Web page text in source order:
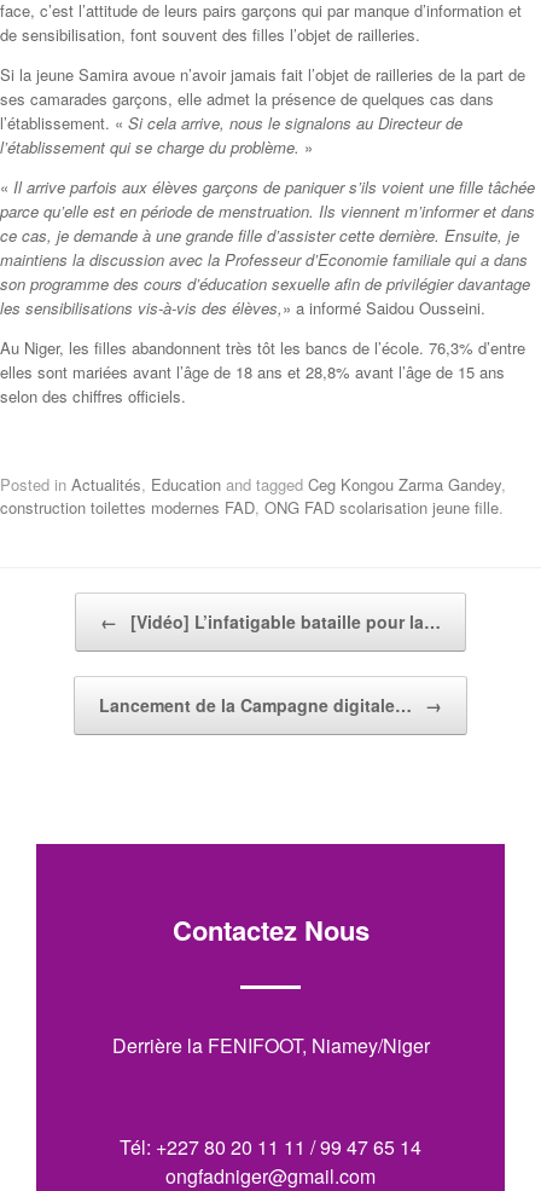
face, c’est l’attitude de leurs pairs garçons qui par manque d’information et
de sensibilisation, font souvent des filles l’objet de railleries.
Si la jeune Samira avoue n’avoir jamais fait l’objet de railleries de la part de
ses camarades garçons, elle admet la présence de quelques cas dans
l’établissement. « Si cela arrive, nous le signalons au Directeur de
l’établissement qui se charge du problème. »
« Il arrive parfois aux élèves garçons de paniquer s’ils voient une fille tâchée
parce qu’elle est en période de menstruation. Ils viennent m’informer et dans
ce cas, je demande à une grande fille d’assister cette dernière. Ensuite, je
maintiens la discussion avec la Professeur d’Economie familiale qui a dans
son programme des cours d’éducation sexuelle afin de privilégier davantage
les sensibilisations vis-à-vis des élèves,» a informé Saidou Ousseini.
Au Niger, les filles abandonnent très tôt les bancs de l’école. 76,3% d’entre
elles sont mariées avant l’âge de 18 ans et 28,8% avant l’âge de 15 ans
selon des chiffres officiels.
Posted in Actualités, Education and tagged Ceg Kongou Zarma Gandey,
construction toilettes modernes FAD, ONG FAD scolarisation jeune fille.
← [Vidéo] L’infatigable bataille pour la…
Lancement de la Campagne digitale… →
Contactez Nous
Derrière la FENIFOOT, Niamey/Niger
Tél: +227 80 20 11 11 / 99 47 65 14
ongfadniger@gmail.com